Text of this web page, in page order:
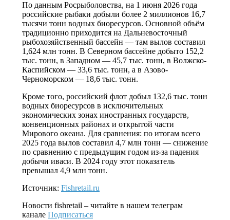
По данным Росрыболовства, на 1 июня 2026 года
российские рыбаки добыли более 2 миллионов 16,7
тысячи тонн водных биоресурсов. Основной объём
традиционно приходится на Дальневосточный
рыбохозяйственный бассейн — там вылов составил
1,624 млн тонн. В Северном бассейне добыто 152,2
тыс. тонн, в Западном — 45,7 тыс. тонн, в Волжско-
Каспийском — 33,6 тыс. тонн, а в Азово-
Черноморском — 18,6 тыс. тонн.
Кроме того, российский флот добыл 132,6 тыс. тонн
водных биоресурсов в исключительных
экономических зонах иностранных государств,
конвенционных районах и открытой части
Мирового океана. Для сравнения: по итогам всего
2025 года вылов составил 4,7 млн тонн — снижение
по сравнению с предыдущим годом из-за падения
добычи иваси. В 2024 году этот показатель
превышал 4,9 млн тонн.
Источник: Fishretail.ru
Новости fishretail – читайте в нашем телеграм
канале Подписаться